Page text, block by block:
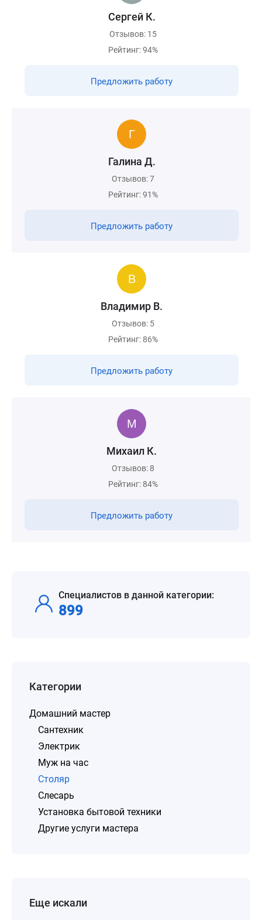
Сергей К.
Отзывов: 15
Рейтинг: 94%
Предложить работу
Галина Д.
Отзывов: 7
Рейтинг: 91%
Предложить работу
Владимир В.
Отзывов: 5
Рейтинг: 86%
Предложить работу
Михаил К.
Отзывов: 8
Рейтинг: 84%
Предложить работу
Специалистов в данной категории:
899
Категории
Домашний мастер
Сантехник
Электрик
Муж на час
Столяр
Слесарь
Установка бытовой техники
Другие услуги мастера
Еще искали